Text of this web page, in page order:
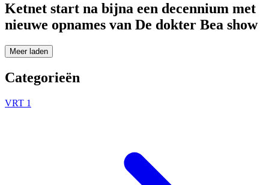
Ketnet start na bijna een decennium met
nieuwe opnames van De dokter Bea show
Meer laden
Categorieën
VRT 1